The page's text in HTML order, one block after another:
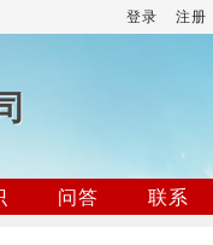
登录 注册
问答
联系